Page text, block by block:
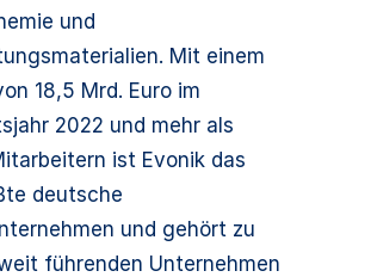
und
Mit einem
18,5 Mrd. Euro im
2022 und mehr als
ist Evonik das
deutsche
und gehört zu
führenden Unternehmen